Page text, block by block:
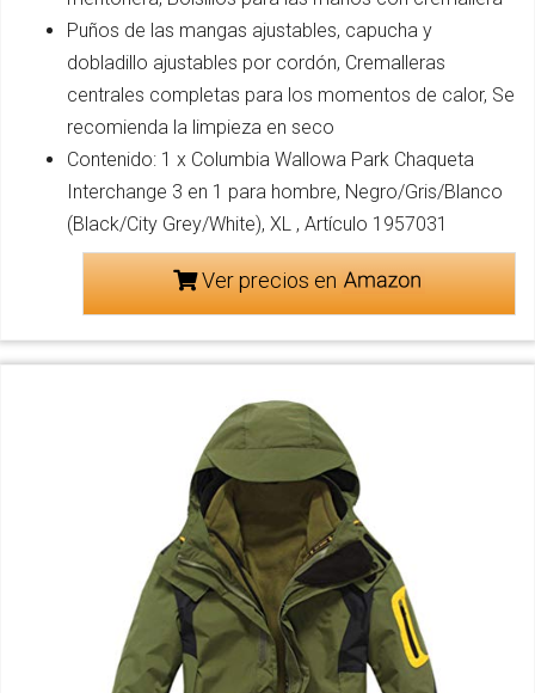
Puños de las mangas ajustables, capucha y
dobladillo ajustables por cordón, Cremalleras
centrales completas para los momentos de calor, Se
recomienda la limpieza en seco
Contenido: 1 x Columbia Wallowa Park Chaqueta
Interchange 3 en 1 para hombre, Negro/Gris/Blanco
(Black/City Grey/White), XL , Artículo 1957031
Ver precios en